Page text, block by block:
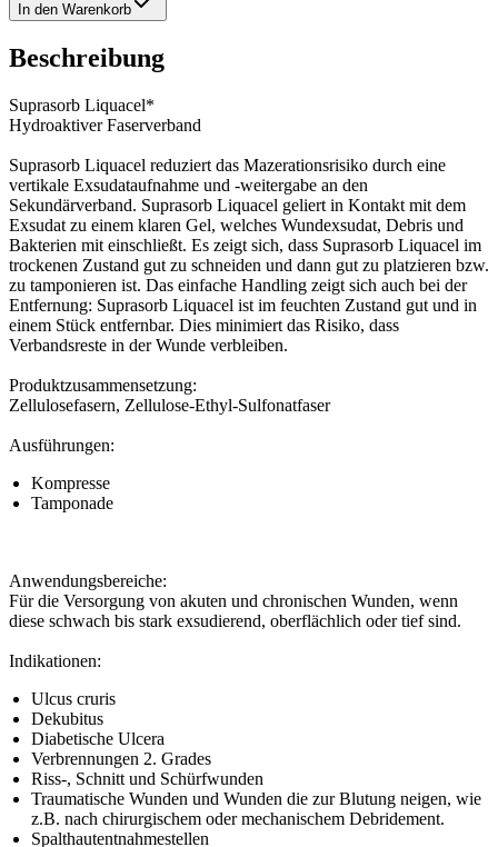
In den Warenkorb
Beschreibung
Suprasorb Liquacel*
Hydroaktiver Faserverband
Suprasorb Liquacel reduziert das Mazerationsrisiko durch eine
vertikale Exsudataufnahme und -weitergabe an den
Sekundärverband. Suprasorb Liquacel geliert in Kontakt mit dem
Exsudat zu einem klaren Gel, welches Wundexsudat, Debris und
Bakterien mit einschließt. Es zeigt sich, dass Suprasorb Liquacel im
trockenen Zustand gut zu schneiden und dann gut zu platzieren bzw.
zu tamponieren ist. Das einfache Handling zeigt sich auch bei der
Entfernung: Suprasorb Liquacel ist im feuchten Zustand gut und in
einem Stück entfernbar. Dies minimiert das Risiko, dass
Verbandsreste in der Wunde verbleiben.
Produktzusammensetzung:
Zellulosefasern, Zellulose-Ethyl-Sulfonatfaser
Ausführungen:
Kompresse
Tamponade
Anwendungsbereiche:
Für die Versorgung von akuten und chronischen Wunden, wenn
diese schwach bis stark exsudierend, oberflächlich oder tief sind.
Indikationen:
Ulcus cruris
Dekubitus
Diabetische Ulcera
Verbrennungen 2. Grades
Riss-, Schnitt und Schürfwunden
Traumatische Wunden und Wunden die zur Blutung neigen, wie
z.B. nach chirurgischem oder mechanischem Debridement.
Spalthautentnahmestellen